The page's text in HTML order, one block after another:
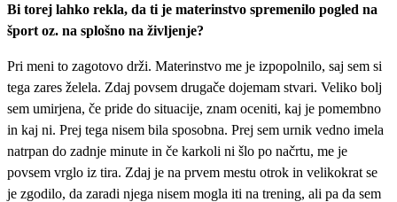
Bi torej lahko rekla, da ti je materinstvo spremenilo pogled na
šport oz. na splošno na življenje?
Pri meni to zagotovo drži. Materinstvo me je izpopolnilo, saj sem si
tega zares želela. Zdaj povsem drugače dojemam stvari. Veliko bolj
sem umirjena, če pride do situacije, znam oceniti, kaj je pomembno
in kaj ni. Prej tega nisem bila sposobna. Prej sem urnik vedno imela
natrpan do zadnje minute in če karkoli ni šlo po načrtu, me je
povsem vrglo iz tira. Zdaj je na prvem mestu otrok in velikokrat se
je zgodilo, da zaradi njega nisem mogla iti na trening, ali pa da sem